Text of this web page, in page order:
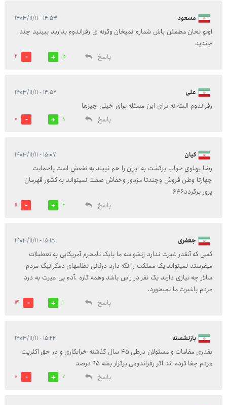
مسعود ۱۴:۵۳ - ۱۴۰۳/۱۱/۱۱
اونو نخان مطمئن باش شمارم نمیخان وگرنه ی رفراندوم بذارید ببینید چند
چندید
پاسخ
10
2
علی ۱۴:۵۷ - ۱۴۰۳/۱۱/۱۱
رفراندوم البته نه برای این مسئله برای خیلی چیزها
پاسخ
8
0
کیان ۱۵:۰۷ - ۱۴۰۳/۱۱/۱۱
رضا پهلوی خواب برگشت به ایران را هم نبیند به نفعش است باحمایت
چهارتا وطن فروش وچندتا مزدور وخفاش صفت نمیتواند به کشور قهرمان
پرور برگردد۶۴۶
پاسخ
6
11
جعفری ۱۵:۱۵ - ۱۴۰۳/۱۱/۱۱
کسی که آنقدر غیرت ندارد زنشو سه ما بایک نامحرم آمریکایی به تعطیلات
میفرستد نمیتواند یک مملکت را نگه دارد درثانی نظامهای دمکراتیک مردم
سالار چه نیازی دارند یک نفر در راس باشد وهمه کاره ،آدم بی عیرت به درد
مردم باغیرت ما نمیخورد.
پاسخ
1
13
بازنشسته ۱۵:۲۲ - ۱۴۰۳/۱۱/۱۱
بقدری مقامات و مسئولان درطی 45 سال گذشته خرابکاری و در حق اکثریت
مردم جفا کرده اند اگر رفراندومی برگزار بشه 95 درصد
پاسخ
7
0